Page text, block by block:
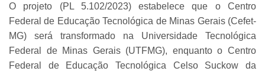
O projeto (PL 5.102/2023) estabelece que o Centro
Federal de Educação Tecnológica de Minas Gerais (Cefet-
MG) será transformado na Universidade Tecnológica
Federal de Minas Gerais (UTFMG), enquanto o Centro
Federal de Educação Tecnológica Celso Suckow da